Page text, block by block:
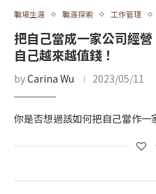
職場生涯 職涯探索 工作管理
把自己當成一家公司經
自己越來越值錢！
byCarina Wu 2023/05/11
你是否想過該如何把自己當作